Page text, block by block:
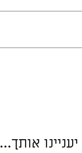
אותך...